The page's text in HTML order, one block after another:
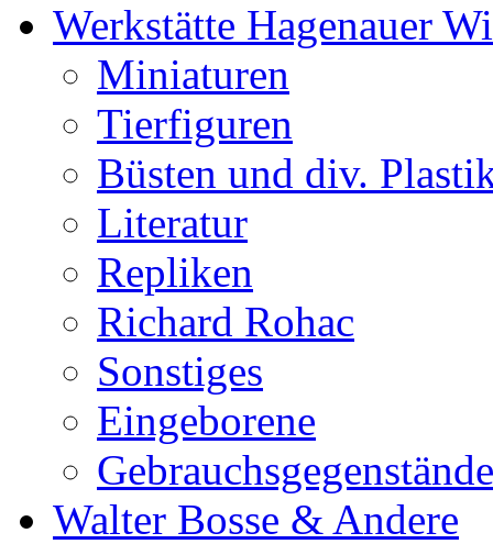
Werkstätte Hagenauer
Miniaturen
Tierfiguren
Büsten und div.
Literatur
Repliken
Richard Rohac
Sonstiges
Eingeborene
Gebrauchsgegenstände
Walter Bosse & Andere